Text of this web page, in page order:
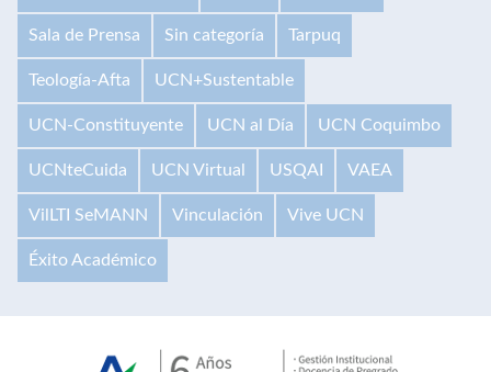
Sala de Prensa Sin categoría Tarpuq
Teología-Afta UCN+Sustentable
UCN-Constituyente UCN al Día UCN Coquimbo
UCNteCuida UCN Virtual USQAI VAEA
VilLTI SeMANN Vinculación Vive UCN
Éxito Académico